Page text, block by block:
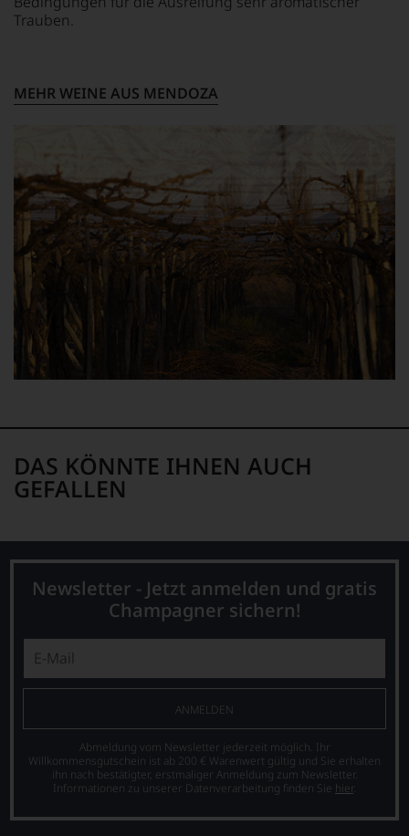
Trauben.
MEHR WEINE AUS MENDOZA
DAS KÖNNTE IHNEN AUCH
GEFALLEN
Newsletter - Jetzt anmelden und gratis
Champagner sichern!
ANMELDEN
Abmeldung vom Newsletter jederzeit möglich. Ihr
Willkommensgutschein ist ab 200 € Warenwert gültig und Sie erhalten
ihn nach bestätigter, erstmaliger Anmeldung zum Newsletter.
Informationen zu unserer Datenverarbeitung finden Sie hier.